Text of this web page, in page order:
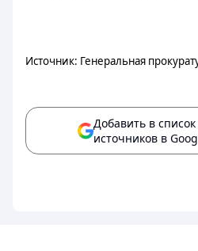
Источник: Генеральная
Добавить в
источников в